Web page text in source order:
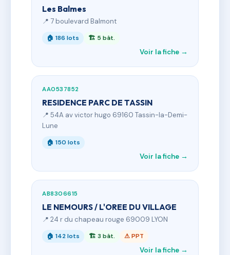
Les Balmes
📍 7 boulevard Balmont
🏠 186 lots 🏗 5 bât.
Voir la fiche →
AA0537852
RESIDENCE PARC DE TASSIN
📍 54A av victor hugo 69160 Tassin-la-Demi-
Lune
🏠 150 lots
Voir la fiche →
AB8306615
LE NEMOURS / L'OREE DU VILLAGE
📍 24 r du chapeau rouge 69009 LYON
🏠 142 lots 🏗 3 bât. ⚠ PPT
Voir la fiche →